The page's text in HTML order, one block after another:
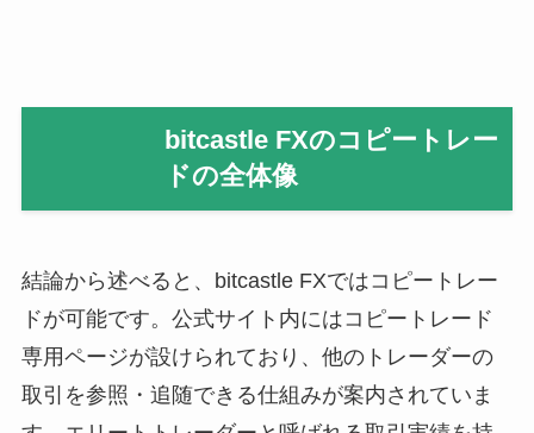
bitcastle FXのコピートレー
ドの全体像
結論から述べると、bitcastle FXではコピートレー
ドが可能です。公式サイト内にはコピートレード
専用ページが設けられており、他のトレーダーの
取引を参照・追随できる仕組みが案内されていま